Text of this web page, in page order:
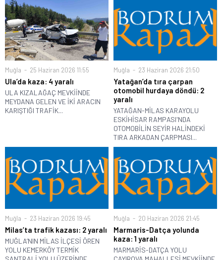
Muğla 25 Haziran 2026 11:55
Ula’da kaza: 4 yaralı
ULA KIZALAĞAÇ MEVKİİNDE
MEYDANA GELEN VE İKİ ARACIN
KARIŞTIĞI TRAFİK...
Muğla 23 Haziran 2026 21:50
Yatağan’da tıra çarpan
otomobil hurdaya döndü: 2
yaralı
YATAĞAN-MİLAS KARAYOLU
ESKİHİSAR RAMPASI'NDA
OTOMOBİLİN SEYİR HALİNDEKİ
TIRA ARKADAN ÇARPMASI...
Muğla 23 Haziran 2026 19:45
Milas’ta trafik kazası: 2 yaralı
MUĞLA’NIN MİLAS İLÇESİ ÖREN
YOLU KEMERKÖY TERMİK
Muğla 20 Haziran 2026 21:45
Marmaris-Datça yolunda
kaza: 1 yaralı
MARMARİS-DATÇA YOLU